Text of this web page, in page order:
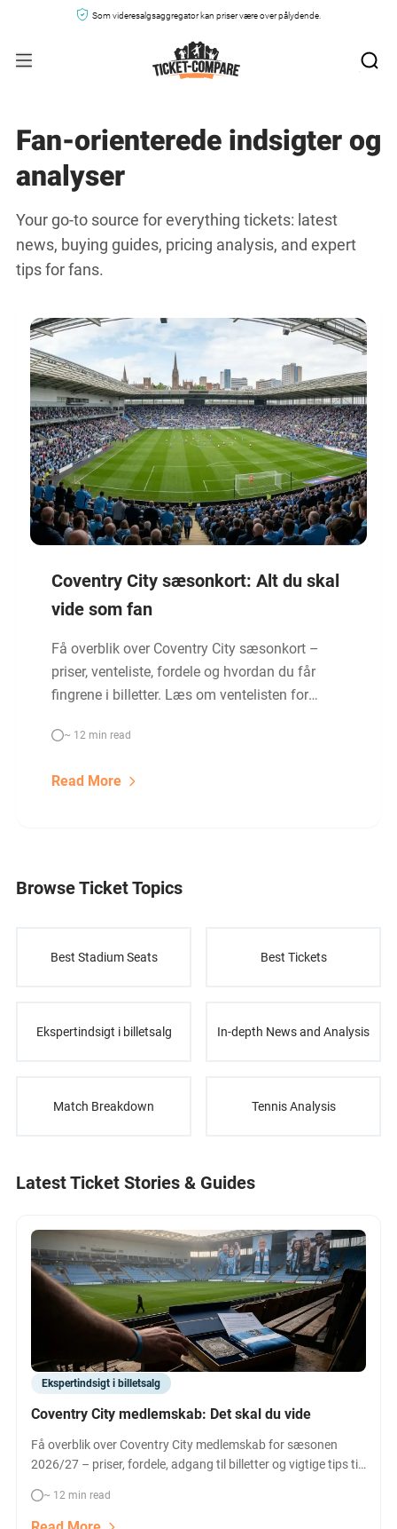
Som videresalgsaggregator kan priser være over pålydende.
Fan-orienterede indsigter og
analyser
Your go-to source for everything tickets: latest
news, buying guides, pricing analysis, and expert
tips for fans.
Coventry City sæsonkort: Alt du skal
vide som fan
Få overblik over Coventry City sæsonkort –
priser, venteliste, fordele og hvordan du får
fingrene i billetter. Læs om ventelisten for
~ 12 min read
Read More
Browse Ticket Topics
Best Stadium Seats Best Tickets
Ekspertindsigt i billetsalg In-depth News and Analysis
Match Breakdown Tennis Analysis
Latest Ticket Stories & Guides
Ekspertindsigt i billetsalg
Coventry City medlemskab: Det skal du vide
Få overblik over Coventry City medlemskab for sæsonen
2026/27 – priser, fordele, adgang til billetter og vigtige tips til
medlem og få prioritet til Premier League billetter.
~ 12 min read